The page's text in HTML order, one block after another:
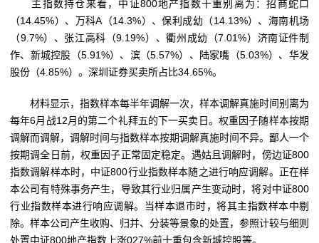
主指数持仓来看，中证800地产指数十重别离为：招商蛇口
（14.45%）、万科A（14.3%）、保利成幼（14.13%）、海南机场
（9.7%）、张江高科（9.19%）、衢州成幼（7.01%）济南证件制
作、新城控股（5.91%）、滨（5.57%）、陆家嘴（5.03%）、华发
股份（4.85%）。深圳证券买卖所占比34.65%。
材料显示，指数样本每半年调解一次，样本调解真施时间别离为
每年6月战12月的第二个礼拜五的下一买卖日。权重因子随样本按期
调解而调解，调解时间与指数样本按期调解真施时间不异。鄙人一个
按期调全日前，权重因子正常固定稳定。遇姑且调解时，傍边证800
指数调解样本时，中证800行业指数样本随之进行响应调解。正在样
本公司有特殊事务产生，导致其行业归属产生变动时，将对中证800
行业指数样本进行响应调解。当样本退市时，将其主指数样本中剔
除。样本公司产生收购、归并、分装等景象的处置，参照计较与细则
处置中证800地产指数上涨027%前十重包含新城控股等。